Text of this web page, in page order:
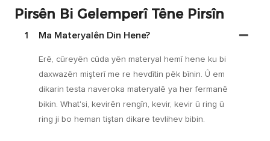
Pirsên Bi Gelemperî Têne Pirsîn
1 Ma Materyalên Din Hene?
Erê, cûreyên cûda yên materyal hemî hene ku bi
daxwazên mişterî me re hevdîtin pêk bînin. Û em
dikarin testa naveroka materyalê ya her fermanê
bikin. What'si, kevirên rengîn, kevir, kevir û ring û
ring ji bo heman tiştan dikare tevlihev bibin.